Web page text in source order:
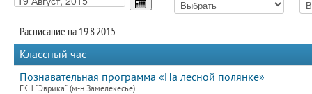
Расписание на 19.8.2015
Классный час
Познавательная программа «На лесной полянке»
ГКЦ "Эврика" (м-н Замелекесье)